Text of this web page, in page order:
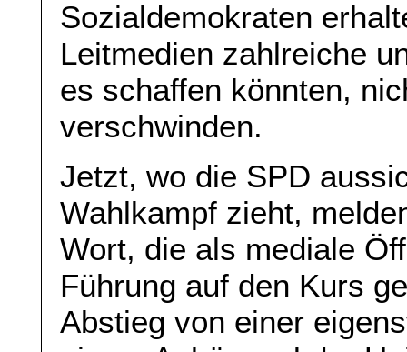
Sozialdemokraten
Leitmedien zahlreiche
es schaffen könnten,
verschwinden.
Jetzt, wo die SPD
Wahlkampf zieht,
Wort, die als mediale
Führung auf den Kurs
Abstieg von einer